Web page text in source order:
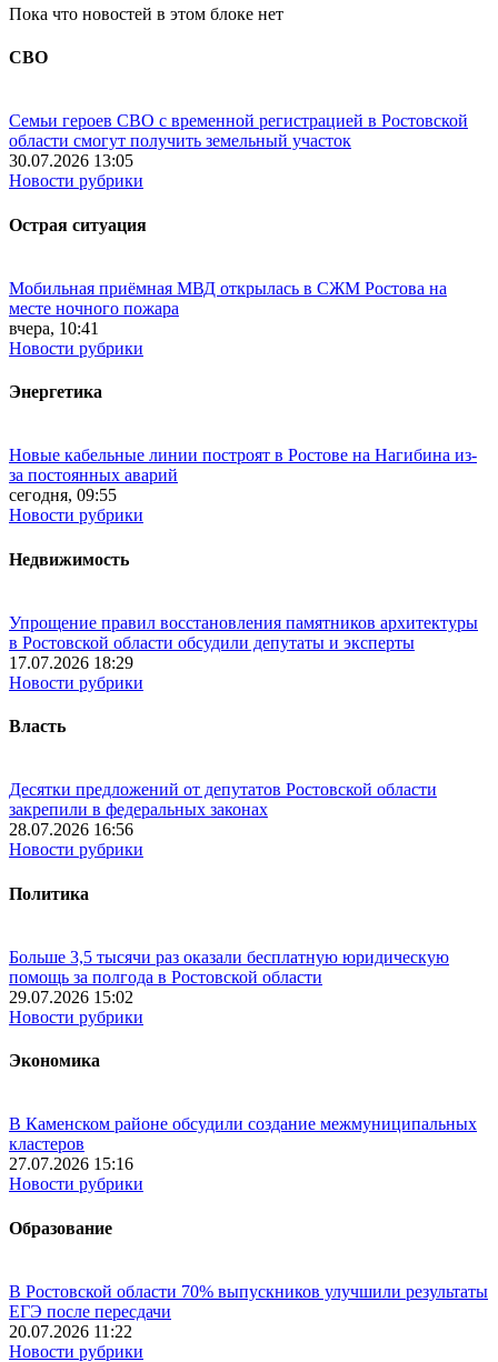
Пока что новостей в этом блоке нет
СВО
Семьи героев СВО с временной регистрацией в Ростовской
области смогут получить земельный участок
30.07.2026 13:05
Новости рубрики
Острая ситуация
Мобильная приёмная МВД открылась в СЖМ Ростова на
месте ночного пожара
вчера, 10:41
Новости рубрики
Энергетика
Новые кабельные линии построят в Ростове на Нагибина из-
за постоянных аварий
сегодня, 09:55
Новости рубрики
Недвижимость
Упрощение правил восстановления памятников архитектуры
в Ростовской области обсудили депутаты и эксперты
17.07.2026 18:29
Новости рубрики
Власть
Десятки предложений от депутатов Ростовской области
закрепили в федеральных законах
28.07.2026 16:56
Новости рубрики
Политика
Больше 3,5 тысячи раз оказали бесплатную юридическую
помощь за полгода в Ростовской области
29.07.2026 15:02
Новости рубрики
Экономика
В Каменском районе обсудили создание межмуниципальных
кластеров
27.07.2026 15:16
Новости рубрики
Образование
В Ростовской области 70% выпускников улучшили результаты
ЕГЭ после пересдачи
20.07.2026 11:22
Новости рубрики